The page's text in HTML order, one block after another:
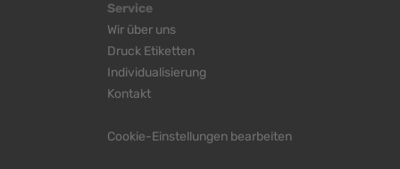
Service
Wir über uns
Druck Etiketten
Individualisierung
Kontakt
Cookie-Einstellungen bearbeiten